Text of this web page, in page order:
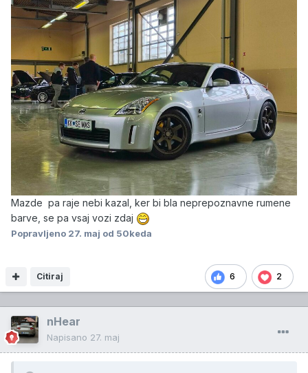
Mazde pa raje nebi kazal, ker bi bla neprepoznavne rumene
barve, se pa vsaj vozi zdaj
Popravljeno 27. maj od 50keda
6 2
Citiraj
nHear
Napisano 27. maj